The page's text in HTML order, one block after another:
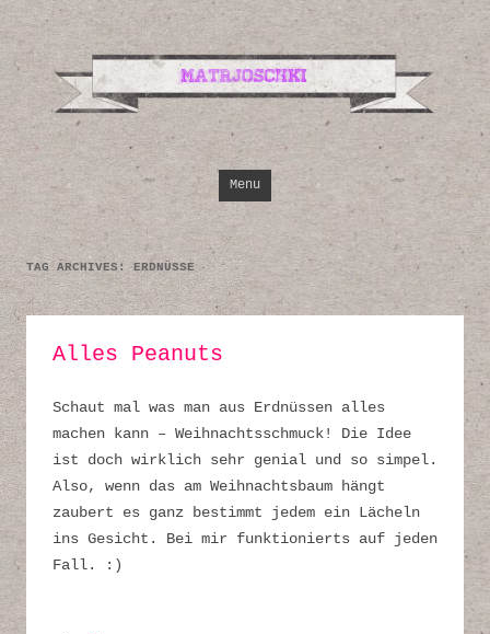
Design,
Menu Skip to content
TAG ARCHIVES:ERDNÜSSE
Alles Peanuts
Schaut mal was man aus Erdnüssen alles
machen kann – Weihnachtsschmuck! Die Idee
ist doch wirklich sehr genial und so simpel.
Also, wenn das am Weihnachtsbaum hängt
zaubert es ganz bestimmt jedem ein Lächeln
ins Gesicht. Bei mir funktionierts auf jeden
Fall. :)